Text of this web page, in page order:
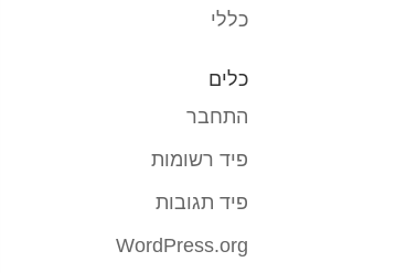
כללי
כלים
התחבר
פיד רשומות
פיד תגובות
WordPress.org